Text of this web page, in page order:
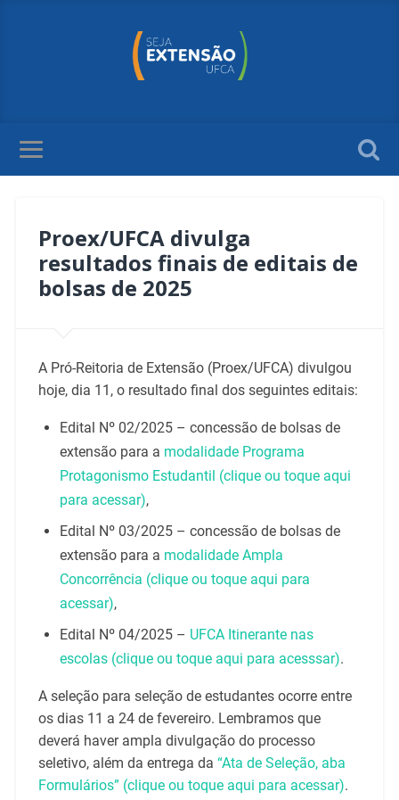
Proex/UFCA divulga
resultados finais de editais de
bolsas de 2025
A Pró-Reitoria de Extensão (Proex/UFCA) divulgou
hoje, dia 11, o resultado final dos seguintes editais:
Edital Nº 02/2025 – concessão de bolsas de
extensão para a modalidade Programa
Protagonismo Estudantil (clique ou toque aqui
para acessar),
Edital Nº 03/2025 – concessão de bolsas de
extensão para a modalidade Ampla
Concorrência (clique ou toque aqui para
acessar),
Edital Nº 04/2025 – UFCA Itinerante nas
escolas (clique ou toque aqui para acesssar).
A seleção para seleção de estudantes ocorre entre
os dias 11 a 24 de fevereiro. Lembramos que
deverá haver ampla divulgação do processo
seletivo, além da entrega da “Ata de Seleção, aba
Formulários” (clique ou toque aqui para acessar).